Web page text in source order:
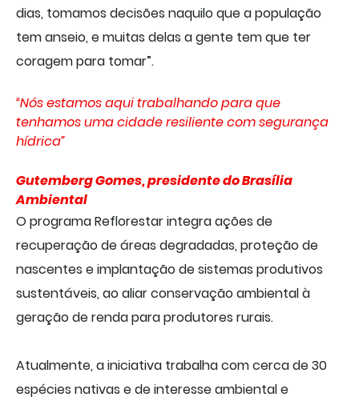
dias, tomamos decisões naquilo que a população
tem anseio, e muitas delas a gente tem que ter
coragem para tomar”.
“Nós estamos aqui trabalhando para que
tenhamos uma cidade resiliente com segurança
hídrica”
Gutemberg Gomes, presidente do Brasília
Ambiental
O programa Reflorestar integra ações de
recuperação de áreas degradadas, proteção de
nascentes e implantação de sistemas produtivos
sustentáveis, ao aliar conservação ambiental à
geração de renda para produtores rurais.
Atualmente, a iniciativa trabalha com cerca de 30
espécies nativas e de interesse ambiental e